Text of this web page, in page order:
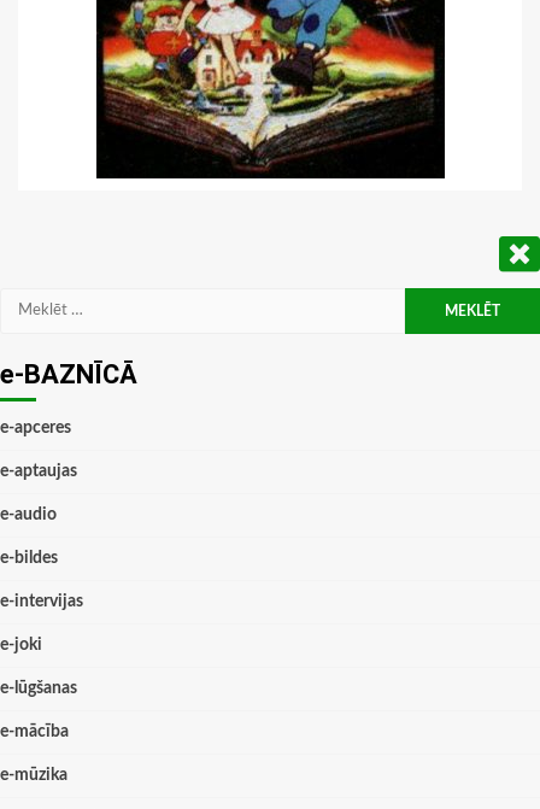
Meklēt:
e-BAZNĪCĀ
e-apceres
e-aptaujas
e-audio
e-bildes
e-intervijas
e-joki
e-lūgšanas
e-mācība
e-mūzika